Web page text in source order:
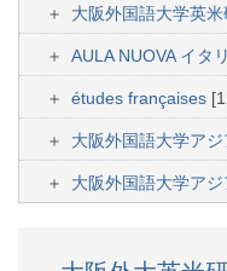
大阪外国語大学英
AULA NUOVA イタ
études françaises
大阪外国語大学ア
大阪外国語大学ア